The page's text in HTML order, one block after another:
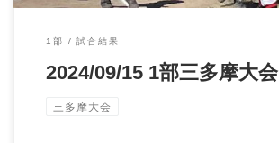
1部 試合結果
2024/09/15 1部三多摩大会
三多摩大会